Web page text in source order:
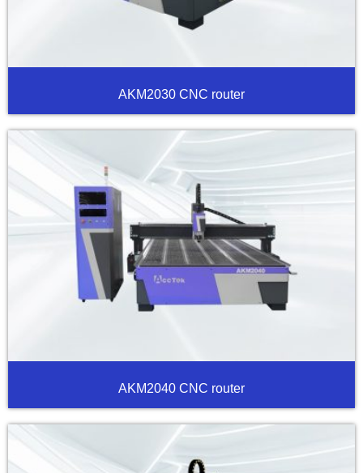
AKM2030 CNC router
AKM2040 CNC router